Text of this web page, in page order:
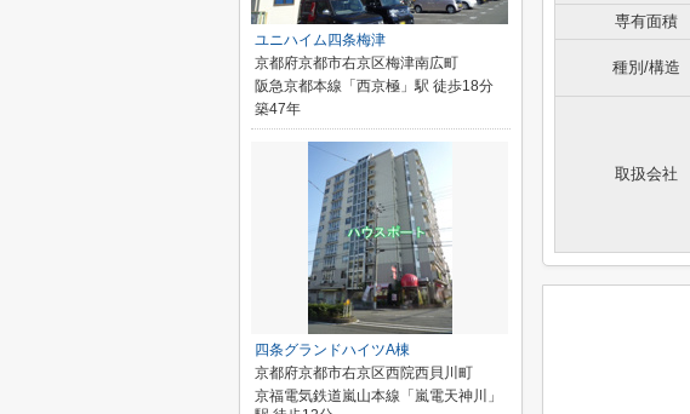
専有面積
種別/構造
取扱会社
ユニハイム四条梅津
京都府京都市右京区梅津南広町
阪急京都本線「西京極」駅 徒歩18分
築47年
四条グランドハイツA棟
京都府京都市右京区西院西貝川町
京福電気鉄道嵐山本線「嵐電天神川」